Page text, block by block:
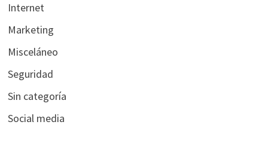
Internet
Marketing
Misceláneo
Seguridad
Sin categoría
Social media